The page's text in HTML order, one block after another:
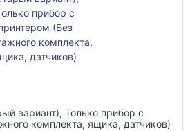
монтажного комплекта, ящика, датчиков)